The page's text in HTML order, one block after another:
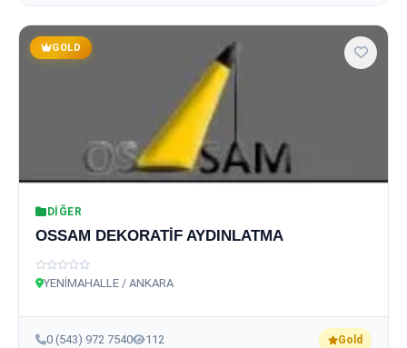
GOLD
DIĞER
OSSAM DEKORATİF AYDINLATMA
YENİMAHALLE / ANKARA
0 (543) 972 7540 112 Gold